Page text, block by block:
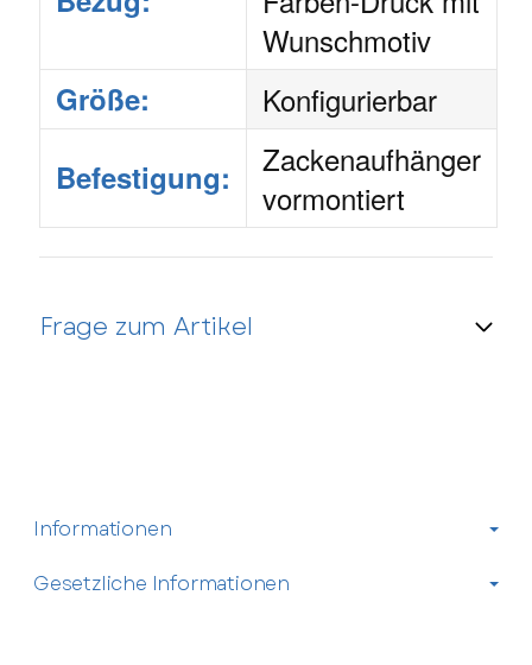
Wunschmotiv
Größe: Konfigurierbar
Befestigung:
Zackenaufhänger
vormontiert
Frage zum Artikel
Vorname
Informationen
Gesetzliche Informationen